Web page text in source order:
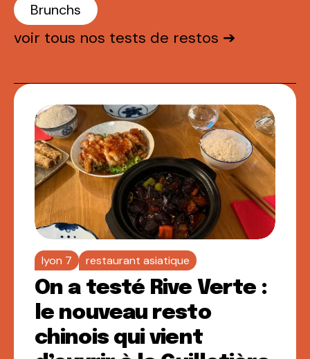
Brunchs
voir tous nos tests de restos ➔
lyon 7 restaurant asiatique
On a testé Rive Verte :
le nouveau resto
chinois qui vient